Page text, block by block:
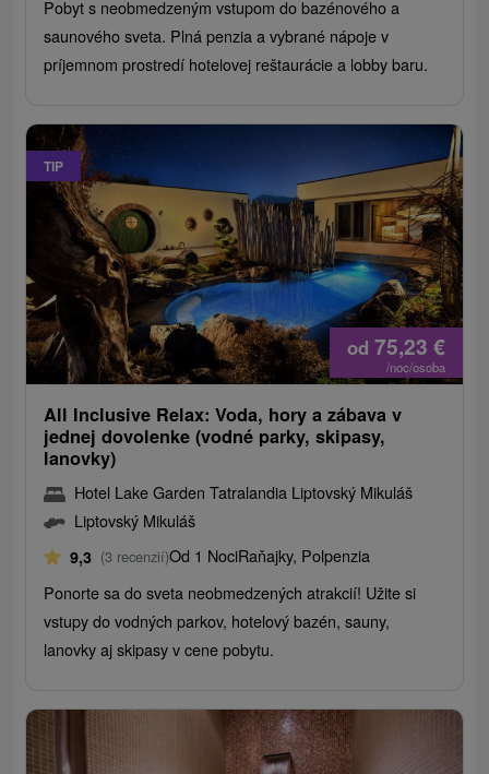
Pobyt s neobmedzeným vstupom do bazénového a
saunového sveta. Plná penzia a vybrané nápoje v
príjemnom prostredí hotelovej reštaurácie a lobby baru.
TIP
od 75,23 €
/noc/osoba
All Inclusive Relax: Voda, hory a zábava v
jednej dovolenke (vodné parky, skipasy,
lanovky)
Hotel Lake Garden Tatralandia Liptovský Mikuláš
Liptovský Mikuláš
9,3 (3 recenzií)Od 1 NociRaňajky, Polpenzia
Ponorte sa do sveta neobmedzených atrakcií! Užite si
vstupy do vodných parkov, hotelový bazén, sauny,
lanovky aj skipasy v cene pobytu.